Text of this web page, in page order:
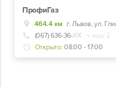
ПрофиГаз
464.4 км г. Львов, ул.
(067) 636-36-ХХ
+ еще 2
Открыто: 08:00 - 17:00